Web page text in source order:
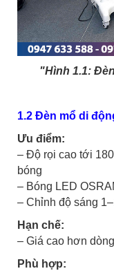
"Hình 1.1:
1.2 Đèn mổ di
Ưu điểm:
– Độ rọi cao tới
bóng
– Bóng LED
– Chỉnh độ sáng
Hạn chế:
– Giá cao hơn
Phù hợp: